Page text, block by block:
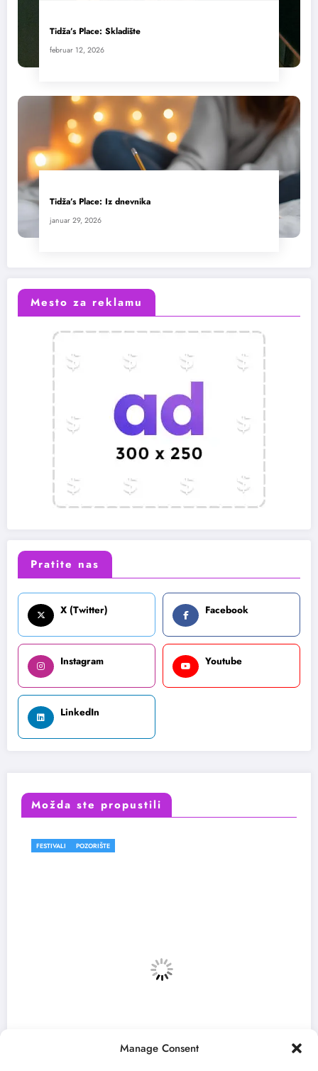
Manage Consent
Tidža’s Place: Skladište
februar 12, 2026
Tidža’s Place: Iz dnevnika
januar 29, 2026
Mesto za reklamu
Pratite nas
X (Twitter) Facebook
Instagram Youtube
LinkedIn
Možda ste propustili